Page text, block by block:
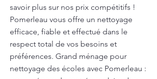
savoir plus sur nos prix compétitifs !
Pomerleau vous offre un nettoyage
efficace, fiable et effectué dans le
respect total de vos besoins et
préférences. Grand ménage pour
nettoyage des écoles avec Pomerleau :